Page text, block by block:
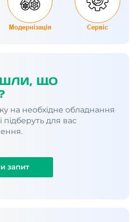
Модернізація Сервіс
ЩО
на необхідне обладнання
підберуть для вас
запит